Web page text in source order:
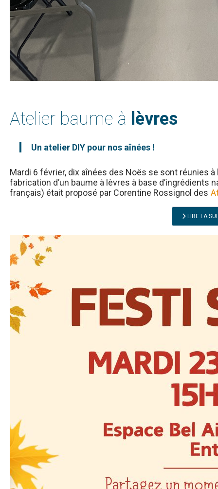
Atelier baume à lèvres
Un atelier DIY pour nos aînées !
Mardi 6 février, dix aînées des Noës se sont réunies
fabrication d’un baume à lèvres à base
français) était proposé par Corentine Rossignol des
LIRE LA